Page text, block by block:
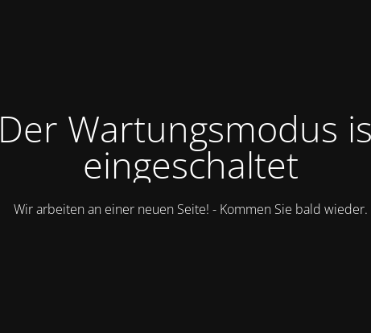
Der Wartungsmodus
eingeschaltet
Wir arbeiten an einer neuen Seite! - Kommen Sie bald wieder.